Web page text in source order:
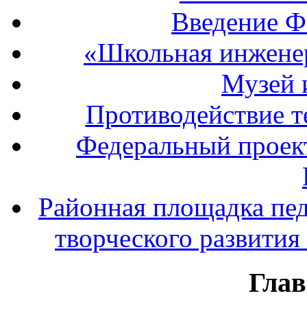
Введение
«Школьная
Музей
Противодействие
Федеральный
Районная площадка
творческого